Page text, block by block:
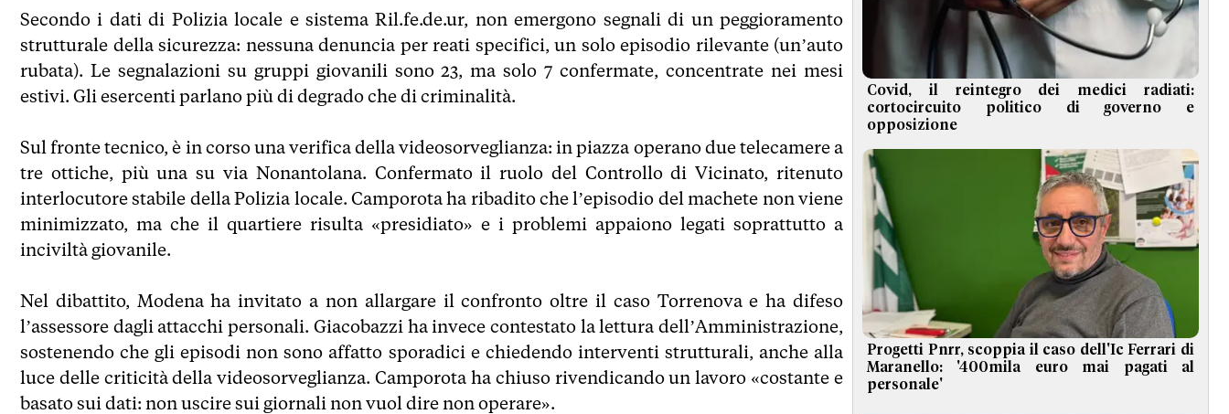
Secondo i dati di Polizia locale e sistema Ril.fe.de.ur, non emergono segnali di un peggioramento
strutturale della sicurezza: nessuna denuncia per reati specifici, un solo episodio rilevante (un’auto
rubata). Le segnalazioni su gruppi giovanili sono 23, ma solo 7 confermate, concentrate nei mesi
estivi. Gli esercenti parlano più di degrado che di criminalità.
Sul fronte tecnico, è in corso una verifica della videosorveglianza: in piazza operano due telecamere a
tre ottiche, più una su via Nonantolana. Confermato il ruolo del Controllo di Vicinato, ritenuto
interlocutore stabile della Polizia locale. Camporota ha ribadito che l’episodio del machete non viene
minimizzato, ma che il quartiere risulta «presidiato» e i problemi appaiono legati soprattutto a
inciviltà giovanile.
Nel dibattito, Modena ha invitato a non allargare il confronto oltre il caso Torrenova e ha difeso
l’assessore dagli attacchi personali. Giacobazzi ha invece contestato la lettura dell’Amministrazione,
sostenendo che gli episodi non sono affatto sporadici e chiedendo interventi strutturali, anche alla
luce delle criticità della videosorveglianza. Camporota ha chiuso rivendicando un lavoro «costante e
basato sui dati: non uscire sui giornali non vuol dire non operare».
Covid, il reintegro dei medici radiati:
cortocircuito politico di governo e
opposizione
Progetti Pnrr, scoppia il caso dell'Ic Ferrari di
Maranello: '400mila euro mai pagati al
personale'